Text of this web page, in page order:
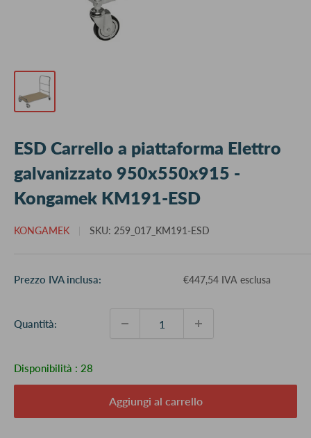
ESD Carrello a piattaforma Elettro
galvanizzato 950x550x915 -
Kongamek KM191-ESD
KONGAMEK SKU: 259_017_KM191-ESD
Prezzo IVA inclusa: €447,54 IVA esclusa
Quantità:
Disponibilità : 28
Aggiungi al carrello